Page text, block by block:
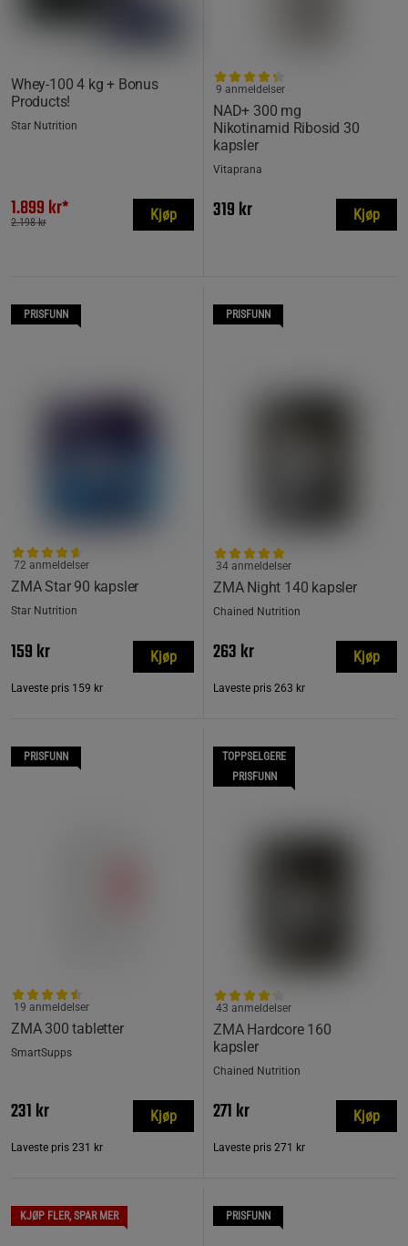
Whey-100 4 kg + Bonus
Products!
Star Nutrition
1.899 kr*
2.198 kr Kjøp
NAD+ 300 mg
Nikotinamid Ribosid 30
kapsler
9 anmeldelser
Vitaprana
319 kr Kjøp
PRISFUNN
ZMA Star 90 kapsler
72 anmeldelser
Star Nutrition
159 kr
Laveste pris 159 kr
Kjøp
PRISFUNN
ZMA Night 140 kapsler
34 anmeldelser
Chained Nutrition
263 kr
Laveste pris 263 kr
Kjøp
PRISFUNN
ZMA 300 tabletter
19 anmeldelser
SmartSupps
231 kr
Laveste pris 231 kr
Kjøp
TOPPSELGERE
PRISFUNN
ZMA Hardcore 160
kapsler
43 anmeldelser
Chained Nutrition
271 kr
Laveste pris 271 kr
Kjøp
KJØP FLER, SPAR MER PRISFUNN